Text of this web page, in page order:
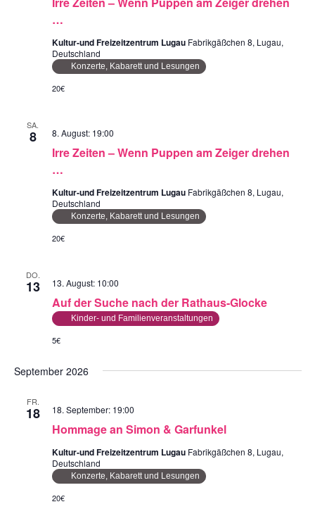
…
Kultur-und Freizeitzentrum Lugau Fabrikgäßchen 8, Lugau,
Deutschland
Konzerte, Kabarett und Lesungen
20€
SA.
8
Irre Zeiten – Wenn Puppen am Zeiger drehen
…
8. August: 19:00
Kultur-und Freizeitzentrum Lugau Fabrikgäßchen 8, Lugau,
Deutschland
Konzerte, Kabarett und Lesungen
20€
DO.
13
Auf der Suche nach der Rathaus-Glocke
13. August: 10:00
Kinder- und Familienveranstaltungen
5€
September 2026
FR.
18
Hommage an Simon & Garfunkel
18. September: 19:00
Kultur-und Freizeitzentrum Lugau Fabrikgäßchen 8, Lugau,
Deutschland
Konzerte, Kabarett und Lesungen
20€